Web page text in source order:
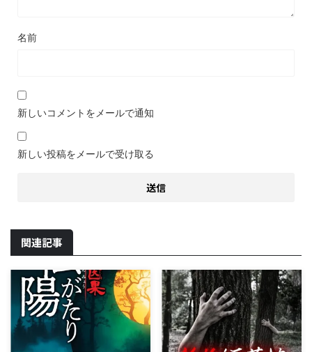
名前
新しいコメントをメールで通知
新しい投稿をメールで受け取る
関連記事